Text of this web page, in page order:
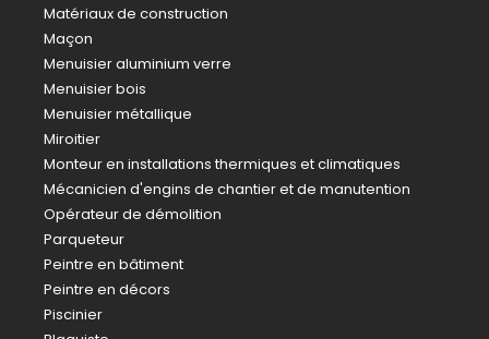
Matériaux de construction
Maçon
Menuisier aluminium verre
Menuisier bois
Menuisier métallique
Miroitier
Monteur en installations thermiques et climatiques
Mécanicien d'engins de chantier et de manutention
Opérateur de démolition
Parqueteur
Peintre en bâtiment
Peintre en décors
Piscinier